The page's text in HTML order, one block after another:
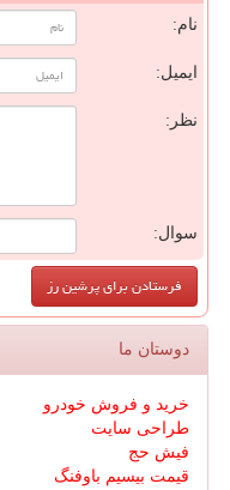
نام:
ایمیل:
نظر:
سوال:
دوستان ما
خرید و فروش خودرو
طراحی سایت
فیش حج
قیمت بیسیم باوفنگ